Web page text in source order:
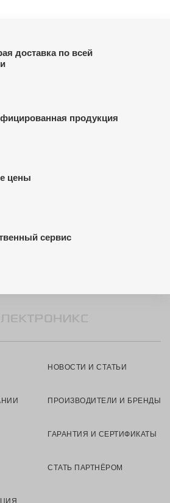
доставка по всей
продукция
цены
сервис
НОВОСТИ И СТАТЬИ
ПРОИЗВОДИТЕЛИ И БРЕНДЫ
ГАРАНТИЯ И СЕРТИФИКАТЫ
СТАТЬ ПАРТНЁРОМ